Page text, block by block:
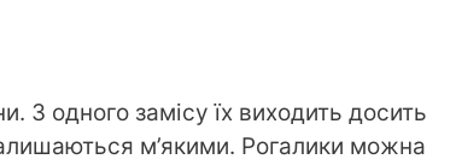
З одного замісу їх виходить досить
м’якими. Рогалики можна